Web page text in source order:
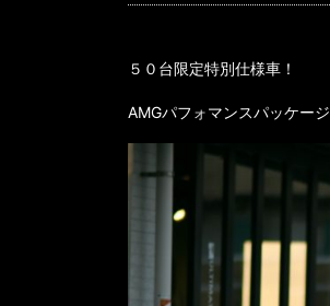
５０台限定特別仕様車！
AMGパフォマンスパッケージ